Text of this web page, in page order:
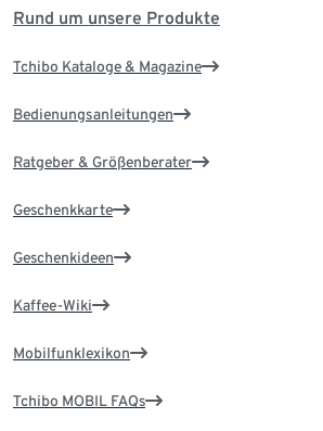
Rund um unsere Produkte
Tchibo Kataloge & Magazine
Bedienungsanleitungen
Ratgeber & Größenberater
Geschenkkarte
Geschenkideen
Kaffee-Wiki
Mobilfunklexikon
Tchibo MOBIL FAQs